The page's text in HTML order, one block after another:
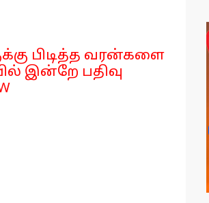
பிடித்த வரன்களை
இன்றே பதிவு